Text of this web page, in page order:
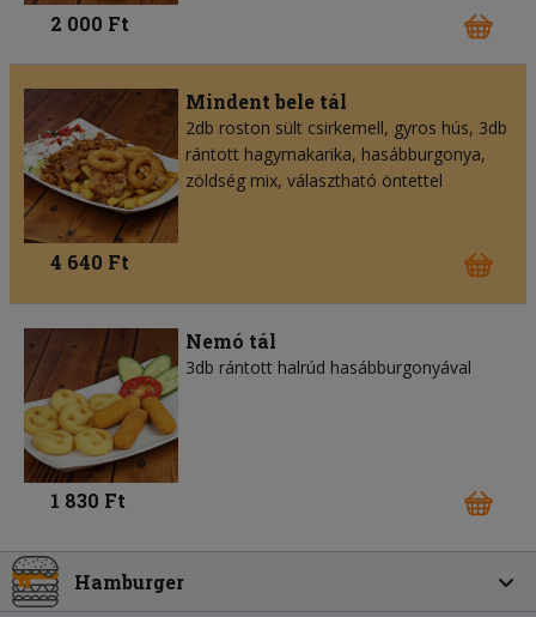
2 000 Ft
Mindent bele tál
2db roston sült csirkemell, gyros hús, 3db
rántott hagymakarika, hasábburgonya,
zöldség mix, választható öntettel
4 640 Ft
Nemó tál
3db rántott halrúd hasábburgonyával
1 830 Ft
Hamburger